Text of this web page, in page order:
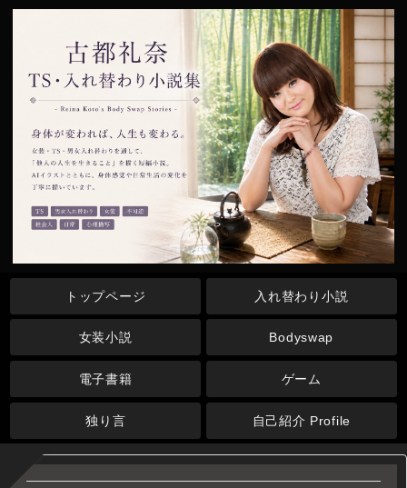
トップページ 入れ替わり小説
女装小説 Bodyswap
電子書籍 ゲーム
独り言 自己紹介 Profile